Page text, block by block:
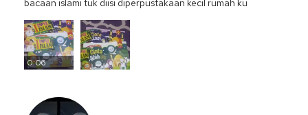
bacaan islami tuk diisi diperpustakaan kecil rumah ku
0:06